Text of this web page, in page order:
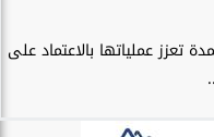
تعزز عملياتها بالاعتماد على